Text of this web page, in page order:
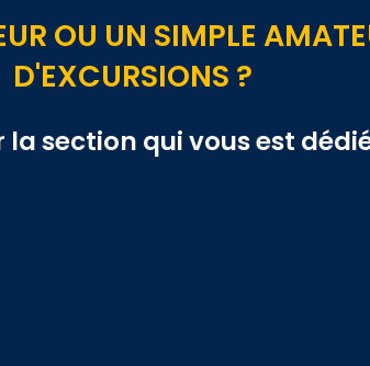
OU UN SIMPLE
D'EXCURSIONS ?
la section qui vous est